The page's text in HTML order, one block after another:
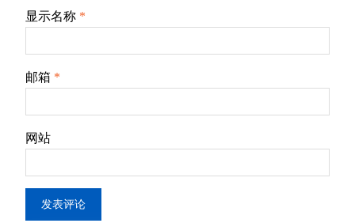
显示名称 *
邮箱 *
网站